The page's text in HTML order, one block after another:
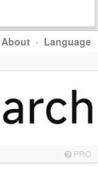
About · Language
PRO